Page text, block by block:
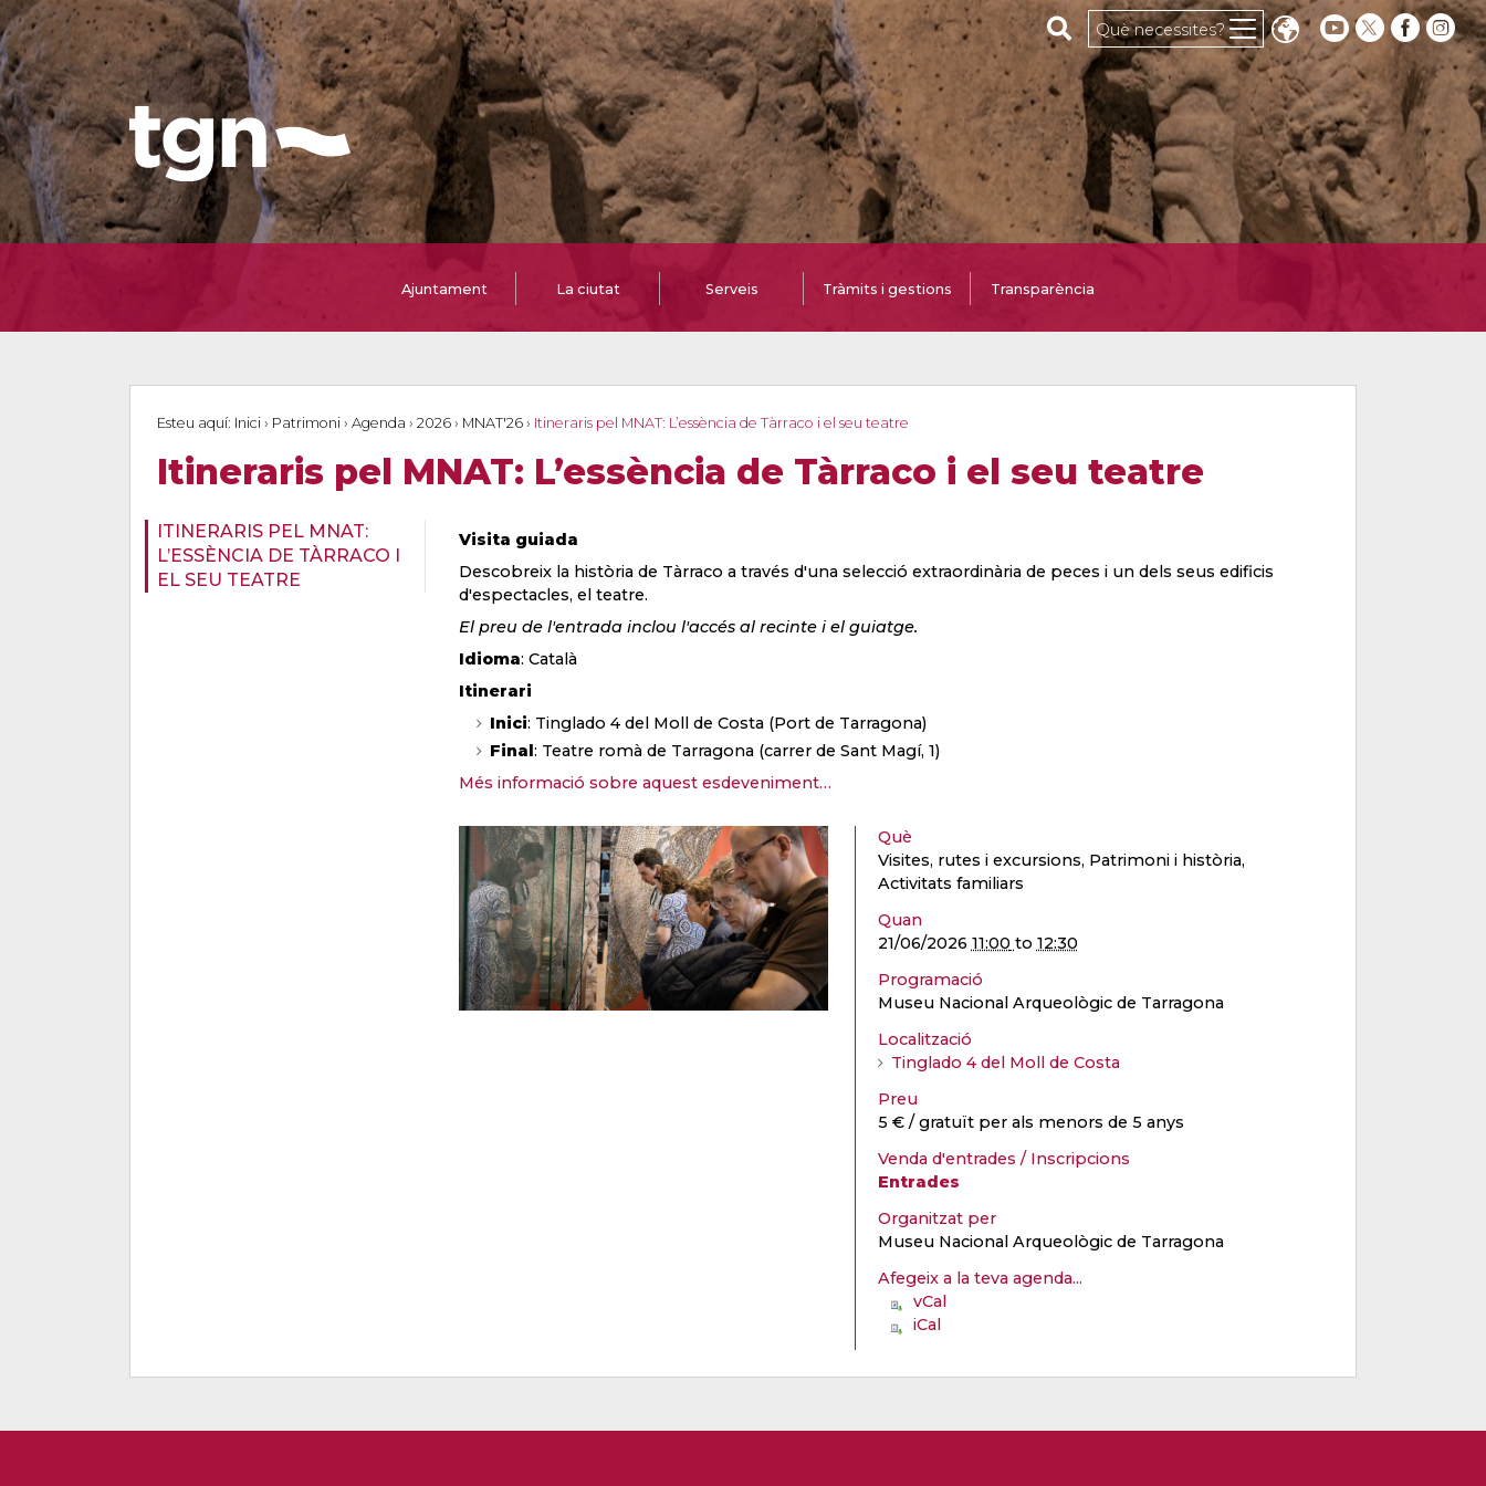
Cerca al web
Què necessites?
Ajuntament La ciutat Serveis Tràmits i gestions Transparència
Esteu aquí: Inici › Patrimoni › Agenda › 2026 › MNAT'26 › Itineraris pel MNAT: L’essència de Tàrraco i el seu teatre
Itineraris pel MNAT: L’essència de Tàrraco i el seu teatre
ITINERARIS PEL MNAT:
L’ESSÈNCIA DE TÀRRACO I
EL SEU TEATRE
Visita guiada
Descobreix la història de Tàrraco a través d'una selecció extraordinària de peces i un dels seus edificis
d'espectacles, el teatre.
El preu de l'entrada inclou l'accés al recinte i el guiatge.
Idioma: Català
Itinerari
Inici: Tinglado 4 del Moll de Costa (Port de Tarragona)
Final: Teatre romà de Tarragona (carrer de Sant Magí, 1)
Més informació sobre aquest esdeveniment…
Què
Visites, rutes i excursions, Patrimoni i història,
Activitats familiars
Quan
21/06/2026 11:00 to 12:30
Programació
Museu Nacional Arqueològic de Tarragona
Localització
Tinglado 4 del Moll de Costa
Preu
5 € / gratuït per als menors de 5 anys
Venda d'entrades / Inscripcions
Entrades
Organitzat per
Museu Nacional Arqueològic de Tarragona
Afegeix a la teva agenda...
vCal
iCal